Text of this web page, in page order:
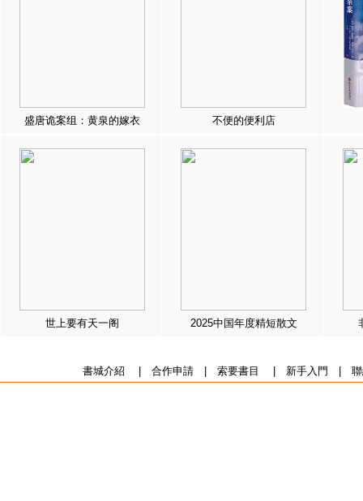
盛唐诡案组：黄泉的嫁衣 不便的便利店
世上要有天一阁 2025中国年度精短散文
書城介紹 合作申請| 索要書目 新手入門